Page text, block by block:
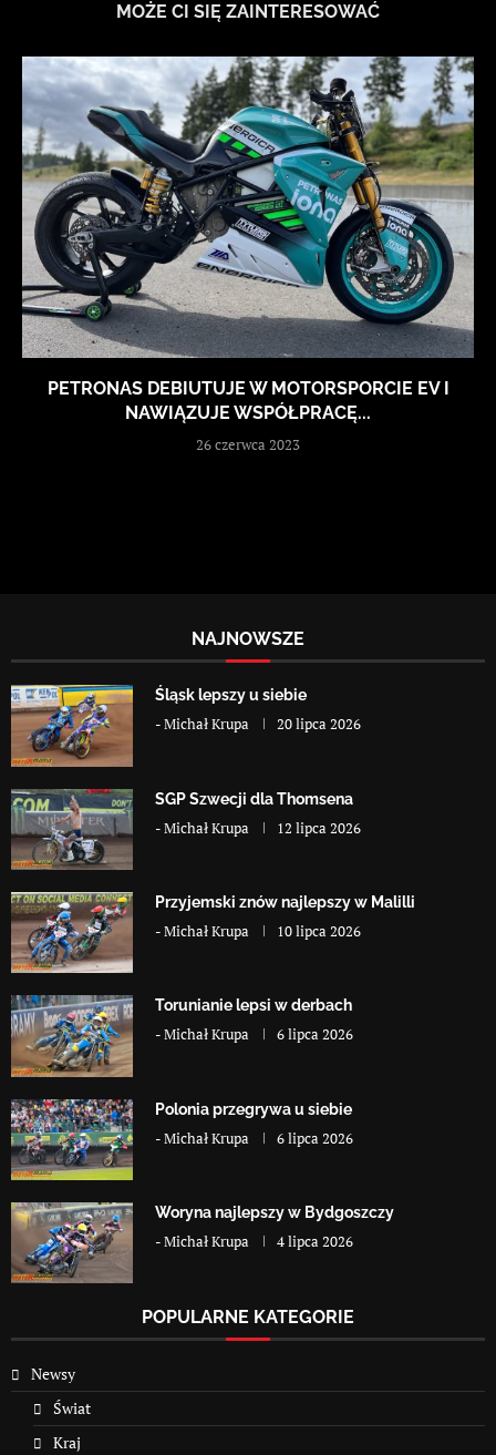
MOŻE CI SIĘ ZAINTERESOWAĆ
PETRONAS DEBIUTUJE W MOTORSPORCIE EV I
NAWIĄZUJE WSPÓŁPRACĘ...
26 czerwca 2023
NAJNOWSZE
Śląsk lepszy u siebie
-Michał Krupa 20 lipca 2026
SGP Szwecji dla Thomsena
-Michał Krupa 12 lipca 2026
Przyjemski znów najlepszy w Malilli
-Michał Krupa 10 lipca 2026
Torunianie lepsi w derbach
-Michał Krupa 6 lipca 2026
Polonia przegrywa u siebie
-Michał Krupa 6 lipca 2026
Woryna najlepszy w Bydgoszczy
-Michał Krupa 4 lipca 2026
POPULARNE KATEGORIE
Newsy
Świat
Kraj